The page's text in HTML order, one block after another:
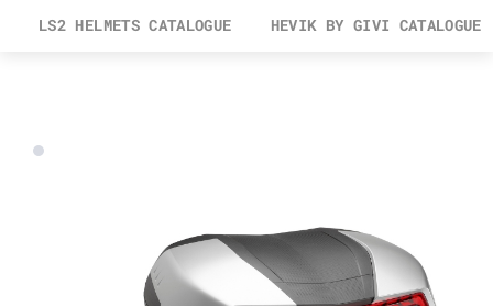
LS2 HELMETS CATALOGUE HEVIK BY GIVI CATALOGUE